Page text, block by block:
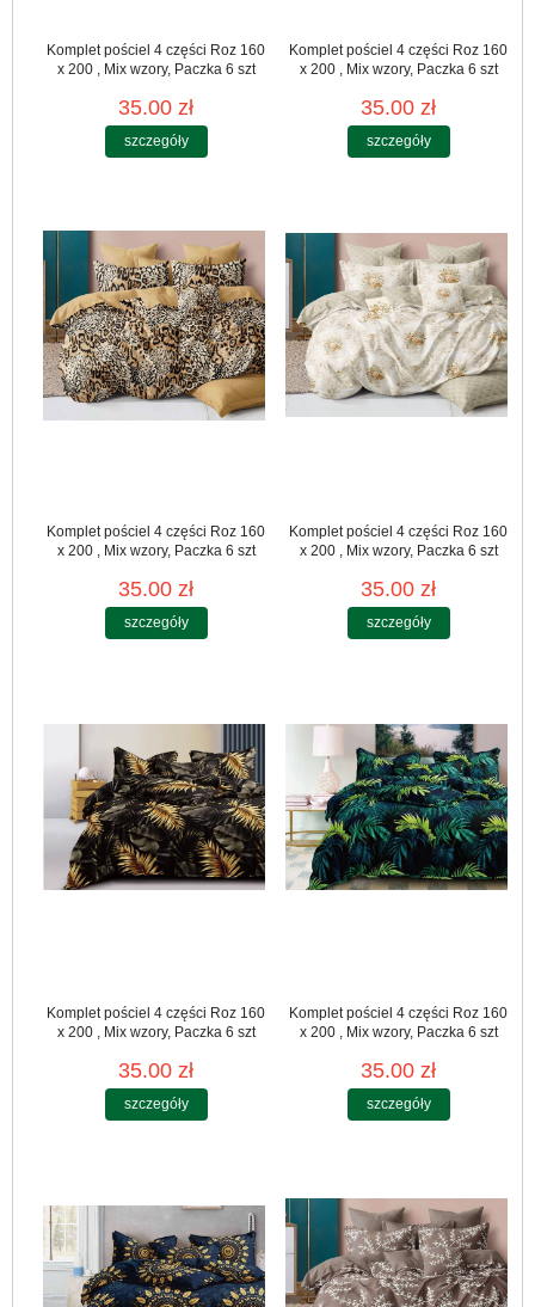
Komplet pościel 4 części Roz 160
x 200 , Mix wzory, Paczka 6 szt
35.00 zł
szczegóły
Komplet pościel 4 części Roz 160
x 200 , Mix wzory, Paczka 6 szt
35.00 zł
szczegóły
Komplet pościel 4 części Roz 160
x 200 , Mix wzory, Paczka 6 szt
35.00 zł
szczegóły
Komplet pościel 4 części Roz 160
x 200 , Mix wzory, Paczka 6 szt
35.00 zł
szczegóły
Komplet pościel 4 części Roz 160
x 200 , Mix wzory, Paczka 6 szt
35.00 zł
szczegóły
Komplet pościel 4 części Roz 160
x 200 , Mix wzory, Paczka 6 szt
35.00 zł
szczegóły